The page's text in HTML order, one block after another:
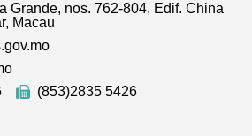
Grande, nos. 762-804, Edif. China
Macau
(853)2835 5426